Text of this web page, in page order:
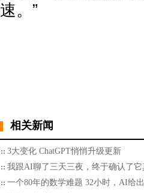
速。”
相关新闻
3大变化 ChatGPT悄悄升级更新
我跟AI聊了三天三夜，终于确认了
一个80年的数学难题 32小时，AI给